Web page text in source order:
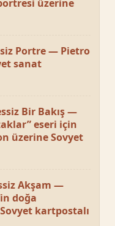
üzerine
Portre — Pietro
sanat
Bir Bakış —
eseri için
üzerine Sovyet
Akşam —
doğa
kartpostalı